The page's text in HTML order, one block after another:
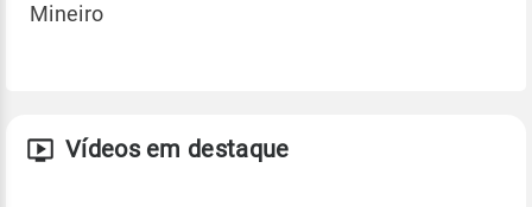
Mineiro
Vídeos em destaque